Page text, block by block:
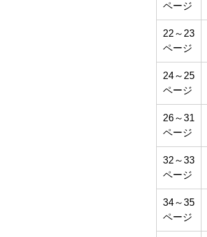
ページ
22～23
ページ
24～25
ページ
26～31
ページ
32～33
ページ
34～35
ページ